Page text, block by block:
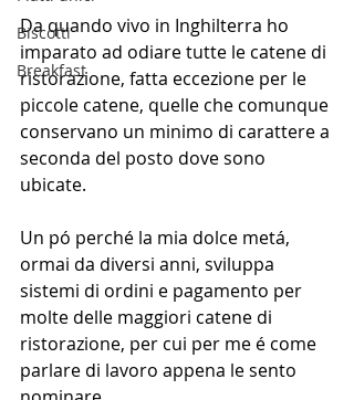
Biscotti
Breakfast
Da quando vivo in Inghilterra ho
imparato ad odiare tutte le catene di
ristorazione, fatta eccezione per le
piccole catene, quelle che comunque
conservano un minimo di carattere a
seconda del posto dove sono
ubicate.
Un pó perché la mia dolce metá,
ormai da diversi anni, sviluppa
sistemi di ordini e pagamento per
molte delle maggiori catene di
ristorazione, per cui per me é come
parlare di lavoro appena le sento